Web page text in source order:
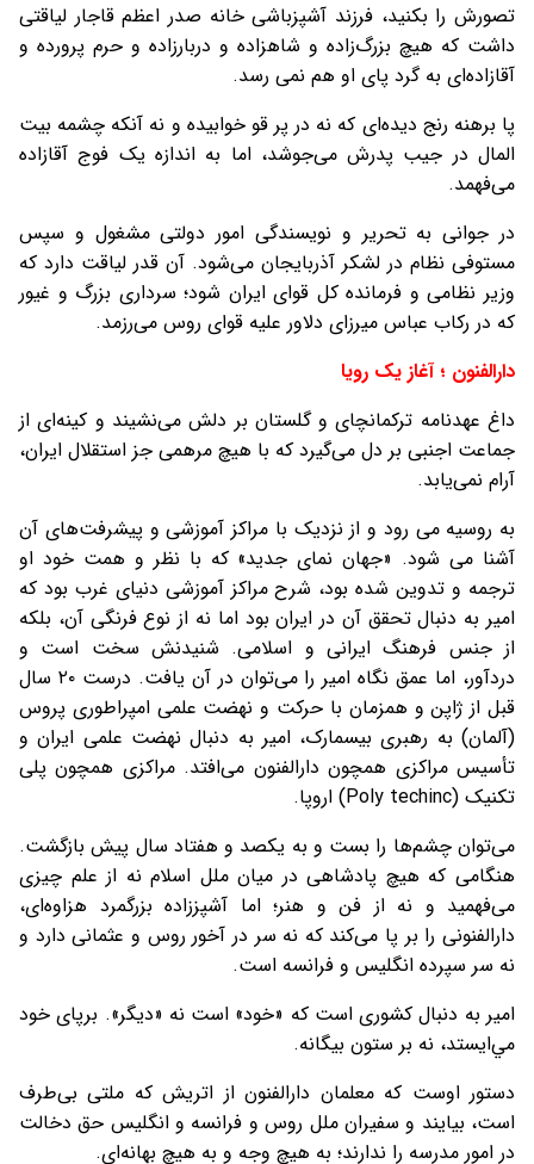
تصورش را بکنيد، فرزند آشپزباشی خانه صدر اعظم قاجار لياقتی
داشت که هيچ بزرگ‌زاده و شاهزاده و دربارزاده و حرم پرورده و
آقازاده‌ای به گرد پای او هم نمی رسد.
پا برهنه رنج ديده‌ای که نه در پر قو خوابيده و نه آنکه چشمه بيت
المال در جيب پدرش می‌جوشد، اما به اندازه يک فوج آقازاده
می‌فهمد.
در جوانی به تحرير و نويسندگی امور دولتی مشغول و سپس
مستوفی نظام در لشکر آذربايجان می‌شود. آن قدر لياقت دارد که
وزير نظامی و فرمانده کل قوای ايران شود؛ سرداری بزرگ و غيور
که در رکاب عباس ميرزای دلاور عليه قوای روس می‌رزمد.
دارالفنون ؛ آغاز یک رویا
داغ عهدنامه ترکمانچای و گلستان بر دلش می‌نشيند و کينه‌ای از
جماعت اجنبی بر دل می‌گيرد که با هيچ مرهمی جز استقلال ايران،
آرام نمی‌يابد.
به روسيه می رود و از نزديک با مراکز آموزشی و پيشرفت‌های آن
آشنا می شود. «جهان نمای جديد» که با نظر و همت خود او
ترجمه و تدوين شده بود، شرح مراکز آموزشی دنيای غرب بود که
امير به دنبال تحقق آن در ايران بود اما نه از نوع فرنگی آن، بلكه
از جنس فرهنگ ايرانی و اسلامی. شنيدنش سخت است و
دردآور، اما عمق نگاه امير را می‌توان در آن يافت. درست ۲۰ سال
قبل از ژاپن و همزمان با حرکت و نهضت علمی امپراطوری پروس
(آلمان) به رهبری بيسمارک، امير به دنبال نهضت علمی ايران و
تأسيس مراکزی همچون دارالفنون می‌افتد. مراکزی همچون پلی
تکنيک (Poly techinc) اروپا.
می‌توان چشم‌ها را بست و به یکصد و هفتاد سال پيش بازگشت.
هنگامی که هيچ پادشاهی در ميان ملل اسلام نه از علم چيزی
می‌فهميد و نه از فن و هنر؛ اما آشپززاده بزرگمرد هزاوه‌ای،
دارالفنونی را بر پا می‌کند که نه سر در آخور روس و عثمانی دارد و
نه سر سپرده انگليس و فرانسه است.
امير به دنبال کشوری است که «خود» است نه «ديگر». برپای خود
مي‌ايستد، نه بر ستون بيگانه.
دستور اوست که معلمان دارالفنون از اتريش که ملتی بی‌طرف
است، بيايند و سفيران ملل روس و فرانسه و انگليس حق دخالت
در امور مدرسه را ندارند؛ به هيچ وجه و به هيچ بهانه‌ای.